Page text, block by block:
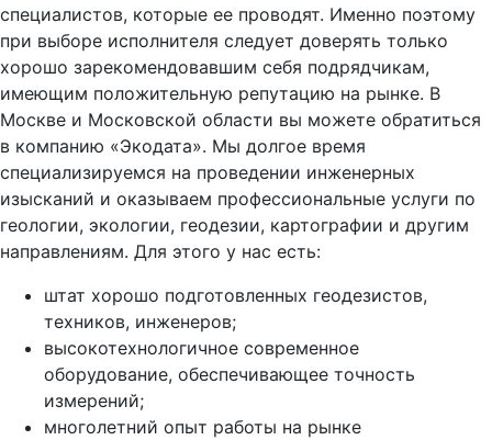
специалистов, которые ее проводят. Именно поэтому
при выборе исполнителя следует доверять только
хорошо зарекомендовавшим себя подрядчикам,
имеющим положительную репутацию на рынке. В
Москве и Московской области вы можете обратиться
в компанию «Экодата». Мы долгое время
специализируемся на проведении инженерных
изысканий и оказываем профессиональные услуги по
геологии, экологии, геодезии, картографии и другим
направлениям. Для этого у нас есть:
штат хорошо подготовленных геодезистов,
техников, инженеров;
высокотехнологичное современное
оборудование, обеспечивающее точность
измерений;
многолетний опыт работы на рынке